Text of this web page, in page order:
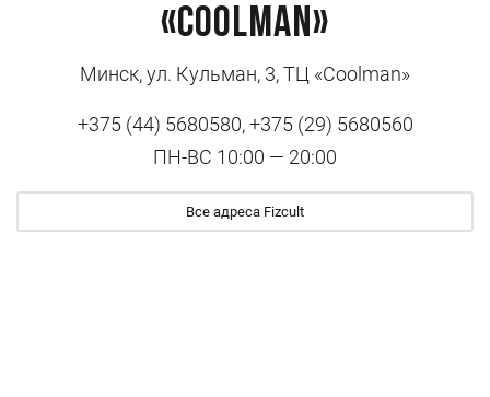
«Coolman»
Минск, ул. Кульман, 3, ТЦ «Coolman»
+375 (44) 5680580, +375 (29) 5680560
ПН-ВС 10:00 — 20:00
Все адреса Fizcult